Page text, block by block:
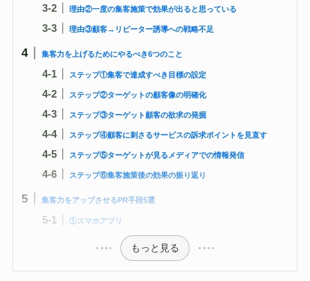
理由②一度の集客施策で効果が出ると思っている
理由③顧客→リピーター誘導への戦略不足
集客力を上げるためにやるべき6つのこと
ステップ①集客で達成すべき目標の設定
ステップ②ターゲットの顧客像の明確化
ステップ③ターゲット顧客の欲求の発掘
ステップ④顧客に刺さるサービスの訴求ポイントを見直す
ステップ⑤ターゲットが見るメディアでの情報発信
ステップ⑥集客施策後の効果の振り返り
集客力をアップさせるPR手段5選
①スマホアプリ
もっと見る